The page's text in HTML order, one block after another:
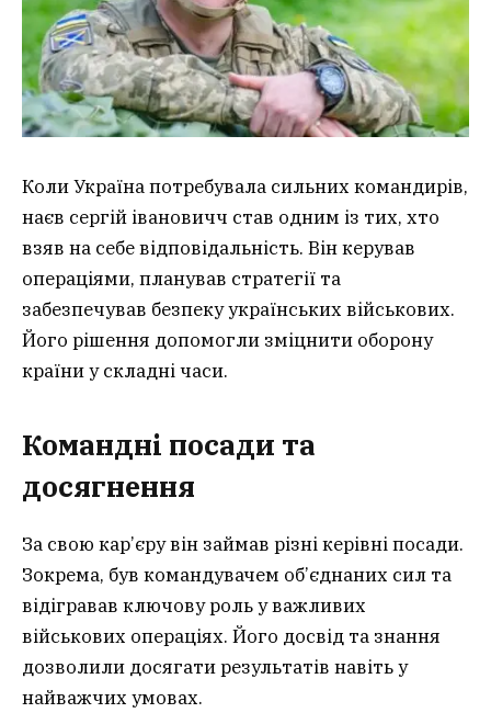
Коли Україна потребувала сильних командирів,
наєв сергій івановичч став одним із тих, хто
взяв на себе відповідальність. Він керував
операціями, планував стратегії та
забезпечував безпеку українських військових.
Його рішення допомогли зміцнити оборону
країни у складні часи.
Командні посади та
досягнення
За свою кар’єру він займав різні керівні посади.
Зокрема, був командувачем об’єднаних сил та
відігравав ключову роль у важливих
військових операціях. Його досвід та знання
дозволили досягати результатів навіть у
найважчих умовах.